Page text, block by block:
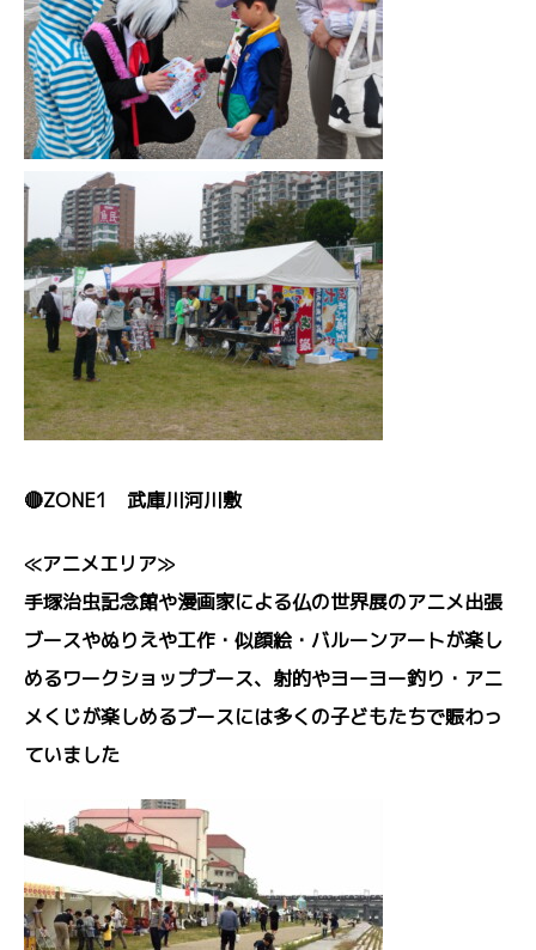
🔴ZONE1 武庫川河川敷
≪アニメエリア≫
手塚治虫記念館や漫画家による仏の世界展のアニメ出張
ブースやぬりえや工作・似顔絵・バルーンアートが楽し
めるワークショップブース、射的やヨーヨー釣り・アニ
メくじが楽しめるブースには多くの子どもたちで賑わっ
ていました